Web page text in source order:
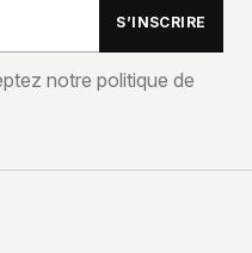
S’INSCRIRE
notre politique de